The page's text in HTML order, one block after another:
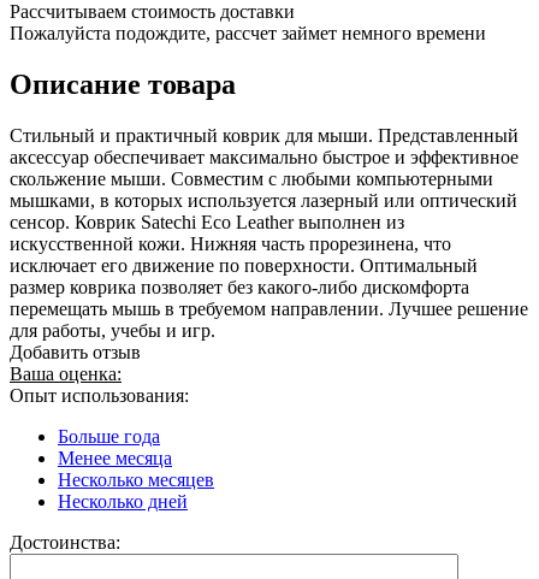
Рассчитываем стоимость доставки
Пожалуйста подождите, рассчет займет немного времени
Описание товара
Стильный и практичный коврик для мыши. Представленный
аксессуар обеспечивает максимально быстрое и эффективное
скольжение мыши. Совместим с любыми компьютерными
мышками, в которых используется лазерный или оптический
сенсор. Коврик Satechi Eco Leather выполнен из
искусственной кожи. Нижняя часть прорезинена, что
исключает его движение по поверхности. Оптимальный
размер коврика позволяет без какого-либо дискомфорта
перемещать мышь в требуемом направлении. Лучшее решение
для работы, учебы и игр.
Добавить отзыв
Ваша оценка:
Опыт использования:
Больше года
Менее месяца
Несколько месяцев
Несколько дней
Достоинства: